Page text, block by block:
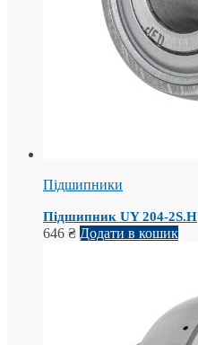
Підшипники
Підшипник UY 204-2S.H
646 ₴ Додати в кошик